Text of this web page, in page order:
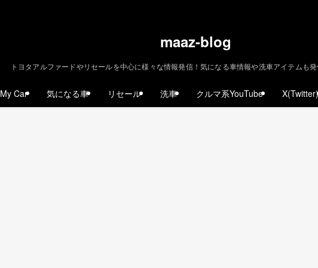
maaz-blog
トヨタアルファードやリセールを中心に様々な情報発信！気になる車情報や洗車アイテムも
My Car 気になる車 リセール 洗車 クルマ系YouTube X(Twitter)